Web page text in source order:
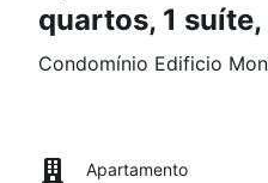
quartos, 1 suíte,
Condomínio Edificio
Apartamento